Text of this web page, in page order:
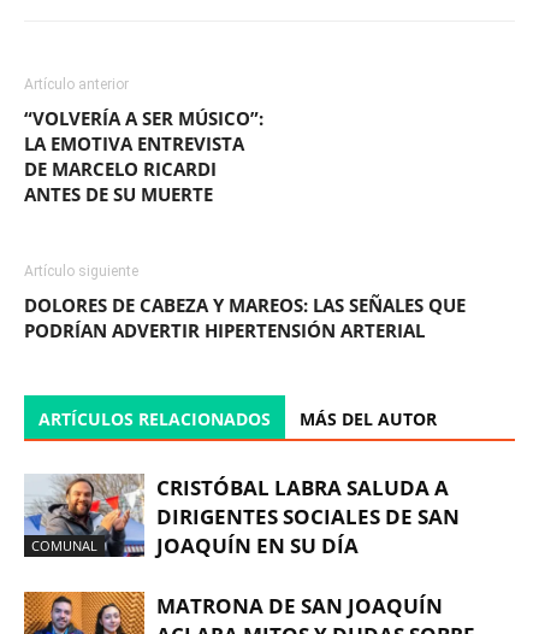
Artículo anterior
“VOLVERÍA A SER MÚSICO”:
LA EMOTIVA ENTREVISTA
DE MARCELO RICARDI
ANTES DE SU MUERTE
Artículo siguiente
DOLORES DE CABEZA Y MAREOS: LAS SEÑALES QUE
PODRÍAN ADVERTIR HIPERTENSIÓN ARTERIAL
ARTÍCULOS RELACIONADOS MÁS DEL AUTOR
COMUNAL
CRISTÓBAL LABRA SALUDA A
DIRIGENTES SOCIALES DE SAN
JOAQUÍN EN SU DÍA
MATRONA DE SAN JOAQUÍN